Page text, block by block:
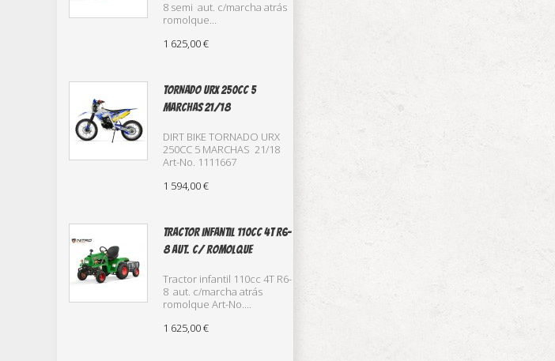
8 semi aut. c/marcha atrás
romolque...
1 625,00 €
TORNADO URX 250CC 5
MARCHAS 21/18
DIRT BIKE TORNADO URX
250CC 5 MARCHAS 21/18
Art-No. 1111667
1 594,00 €
TRACTOR infantil 110cc 4T R6-
8 aut. c/ romolque
Tractor infantil 110cc 4T R6-
8 aut. c/marcha atrás
romolque Art-No....
1 625,00 €